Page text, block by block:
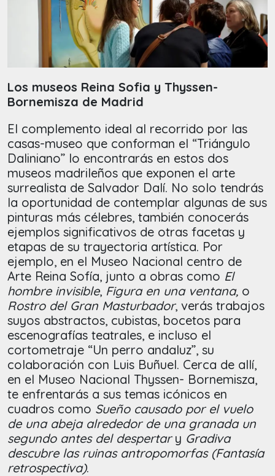
Los museos Reina Sofia y Thyssen-
Bornemisza de Madrid
El complemento ideal al recorrido por las
casas-museo que conforman el “Triángulo
Daliniano” lo encontrarás en estos dos
museos madrileños que exponen el arte
surrealista de Salvador Dalí. No solo tendrás
la oportunidad de contemplar algunas de sus
pinturas más célebres, también conocerás
ejemplos significativos de otras facetas y
etapas de su trayectoria artística. Por
ejemplo, en el Museo Nacional centro de
Arte Reina Sofía, junto a obras como El
hombre invisible, Figura en una ventana, o
Rostro del Gran Masturbador, verás trabajos
suyos abstractos, cubistas, bocetos para
escenografías teatrales, e incluso el
cortometraje “Un perro andaluz”, su
colaboración con Luis Buñuel. Cerca de allí,
en el Museo Nacional Thyssen- Bornemisza,
te enfrentarás a sus temas icónicos en
cuadros como Sueño causado por el vuelo
de una abeja alrededor de una granada un
segundo antes del despertary Gradiva
descubre las ruinas antropomorfas (Fantasía
retrospectiva).